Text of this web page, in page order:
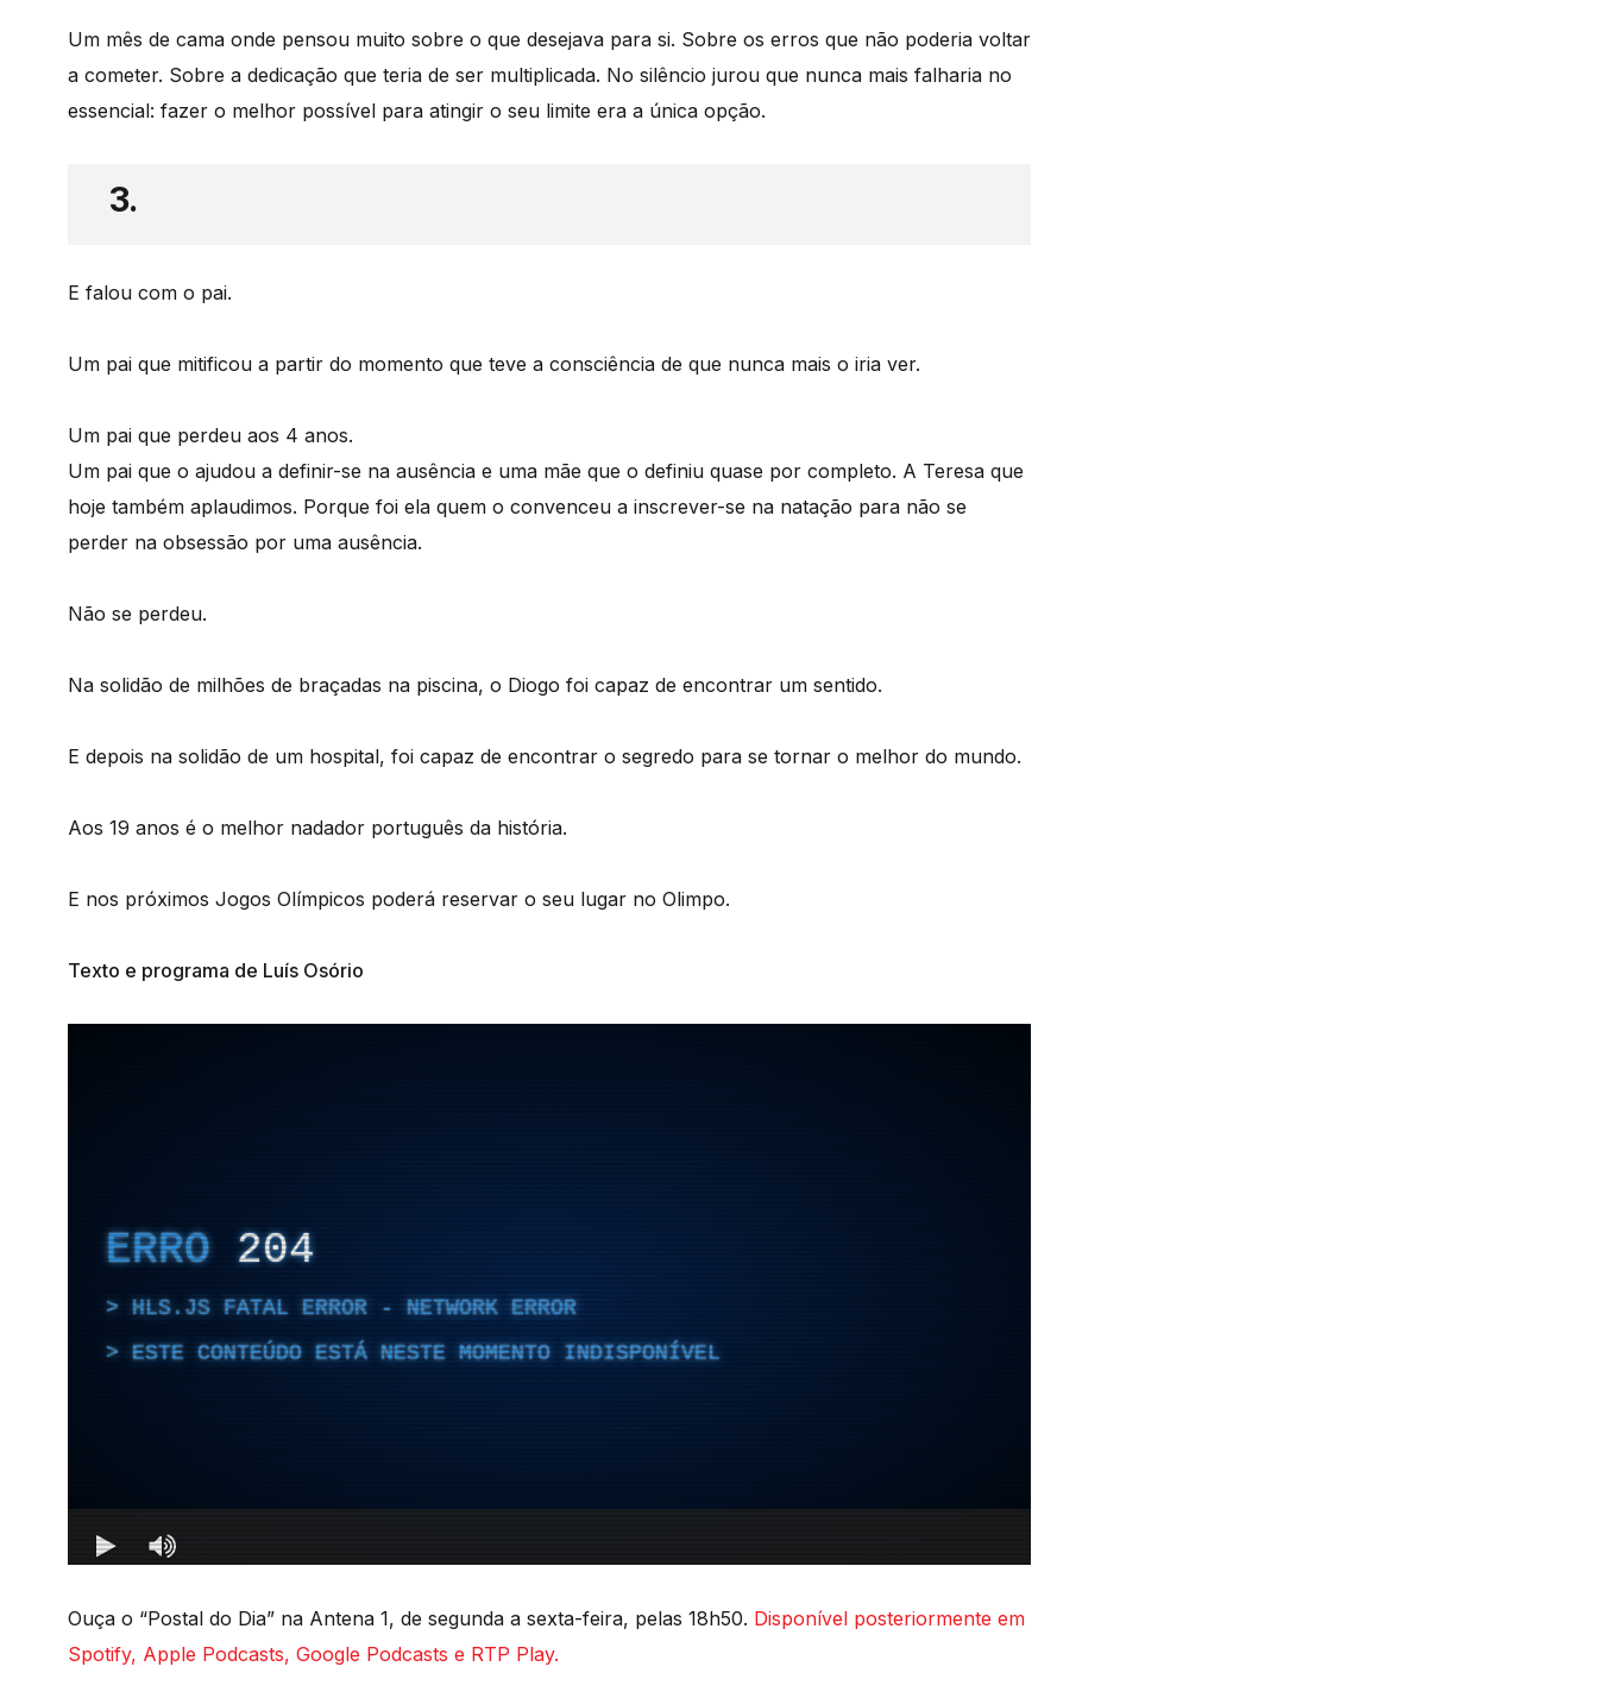
Um mês de cama onde pensou muito sobre o que desejava para si. Sobre os erros que não poderia voltar
a cometer. Sobre a dedicação que teria de ser multiplicada. No silêncio jurou que nunca mais falharia no
essencial: fazer o melhor possível para atingir o seu limite era a única opção.
3.
E falou com o pai.
Um pai que mitificou a partir do momento que teve a consciência de que nunca mais o iria ver.
Um pai que perdeu aos 4 anos.
Um pai que o ajudou a definir-se na ausência e uma mãe que o definiu quase por completo. A Teresa que
hoje também aplaudimos. Porque foi ela quem o convenceu a inscrever-se na natação para não se
perder na obsessão por uma ausência.
Não se perdeu.
Na solidão de milhões de braçadas na piscina, o Diogo foi capaz de encontrar um sentido.
E depois na solidão de um hospital, foi capaz de encontrar o segredo para se tornar o melhor do mundo.
Aos 19 anos é o melhor nadador português da história.
E nos próximos Jogos Olímpicos poderá reservar o seu lugar no Olimpo.
Texto e programa de Luís Osório
Ouça o “Postal do Dia” na Antena 1, de segunda a sexta-feira, pelas 18h50. Disponível posteriormente em
Spotify, Apple Podcasts, Google Podcasts e RTP Play.